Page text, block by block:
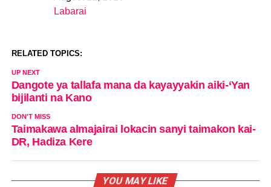
In relation to
Labarai
RELATED TOPICS:
UP NEXT
Dangote ya tallafa mana da kayayyakin aiki-‘Yan
bijilanti na Kano
DON'T MISS
Taimakawa almajairai lokacin sanyi taimakon kai-
DR, Hadiza Kere
YOU MAY LIKE